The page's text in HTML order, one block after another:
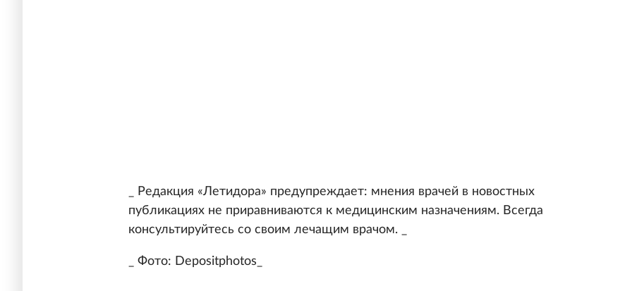
_ Редакция «Летидора» предупреждает: мнения врачей в новостных
публикациях не приравниваются к медицинским назначениям. Всегда
консультируйтесь со своим лечащим врачом. _
_ Фото: Depositphotos_